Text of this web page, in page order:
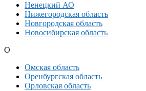
Ненецкий АО
Нижегородская область
Новгородская область
Новосибирская область
О
Омская область
Оренбургская область
Орловская область